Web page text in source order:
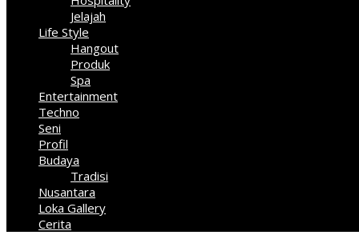
Jelajah
Life Style
Hangout
Produk
Spa
Entertainment
Techno
Seni
Profil
Budaya
Tradisi
Nusantara
Loka Gallery
Cerita